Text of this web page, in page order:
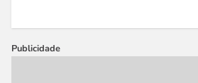
Publicidade